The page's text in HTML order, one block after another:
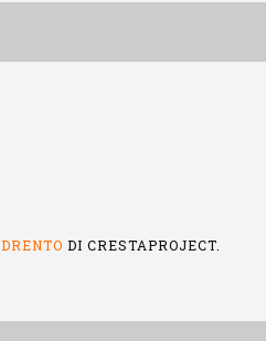
DRENTO DI CRESTAPROJECT.